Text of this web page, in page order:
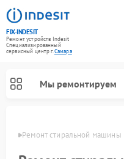
FIX-INDESIT
Ремонт устройств Indesit
Специализированный
cервисный центр г.Самара
Мы ремонтируем
Ремонт стиральной машины